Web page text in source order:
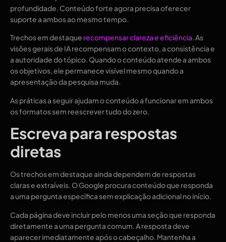
profundidade. Conteúdo forte agora precisa oferecer
suporte a ambos ao mesmo tempo.
Trechos em destaque recompensar clareza e eficiência. As
visões gerais de IA recompensam o contexto, a consistência e
a autoridade do tópico. Quando o conteúdo atende a ambos
os objetivos, ele permanece visível mesmo quando a
apresentação da pesquisa muda.
As práticas a seguir ajudam o conteúdo a funcionar em ambos
os formatos sem reescrever tudo do zero.
Escreva para respostas
diretas
Os trechos em destaque ainda dependem de respostas
claras e extraíveis. O Google procura conteúdo que responda
a uma pergunta específica sem explicação adicional no início.
Cada página deve incluir pelo menos uma seção que responda
diretamente a uma pergunta comum. A resposta deve
aparecer imediatamente após o cabeçalho. Mantenha a